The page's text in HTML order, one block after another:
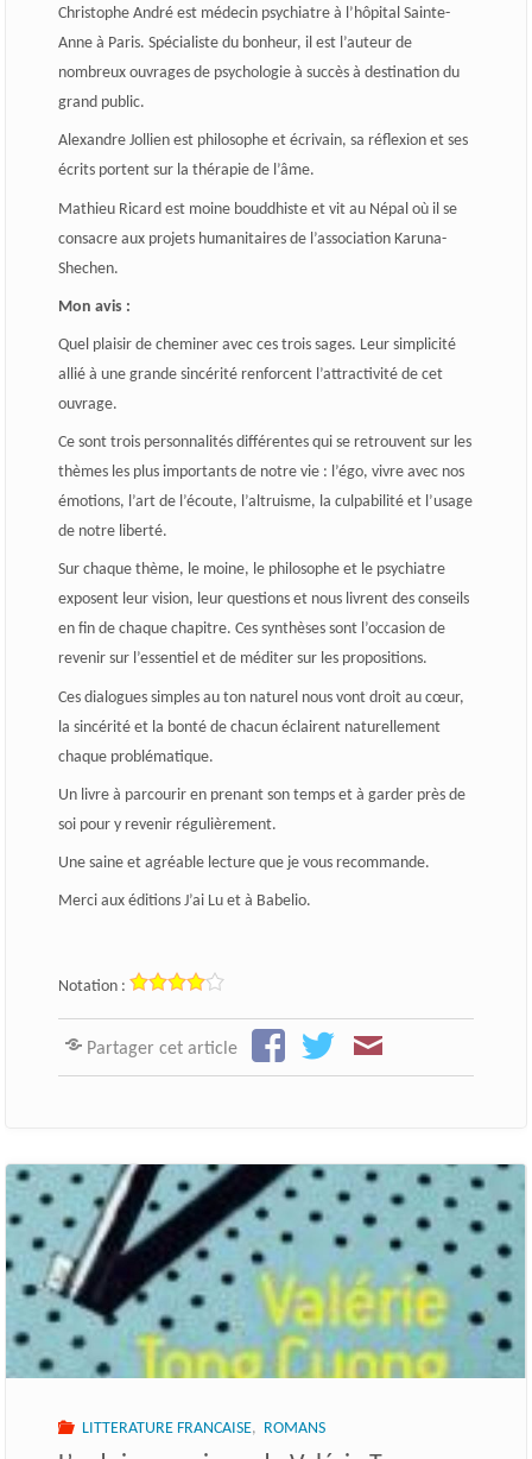
Christophe André est médecin psychiatre à l’hôpital Sainte-
Anne à Paris. Spécialiste du bonheur, il est l’auteur de
nombreux ouvrages de psychologie à succès à destination du
grand public.
Alexandre Jollien est philosophe et écrivain, sa réflexion et ses
écrits portent sur la thérapie de l’âme.
Mathieu Ricard est moine bouddhiste et vit au Népal où il se
consacre aux projets humanitaires de l’association Karuna-
Shechen.
Mon avis :
Quel plaisir de cheminer avec ces trois sages. Leur simplicité
allié à une grande sincérité renforcent l’attractivité de cet
ouvrage.
Ce sont trois personnalités différentes qui se retrouvent sur les
thèmes les plus importants de notre vie : l’égo, vivre avec nos
émotions, l’art de l’écoute, l’altruisme, la culpabilité et l’usage
de notre liberté.
Sur chaque thème, le moine, le philosophe et le psychiatre
exposent leur vision, leur questions et nous livrent des conseils
en fin de chaque chapitre. Ces synthèses sont l’occasion de
revenir sur l’essentiel et de méditer sur les propositions.
Ces dialogues simples au ton naturel nous vont droit au cœur,
la sincérité et la bonté de chacun éclairent naturellement
chaque problématique.
Un livre à parcourir en prenant son temps et à garder près de
soi pour y revenir régulièrement.
Une saine et agréable lecture que je vous recommande.
Merci aux éditions J’ai Lu et à Babelio.
Notation :
Partager cet article
LITTERATURE FRANCAISE, ROMANS